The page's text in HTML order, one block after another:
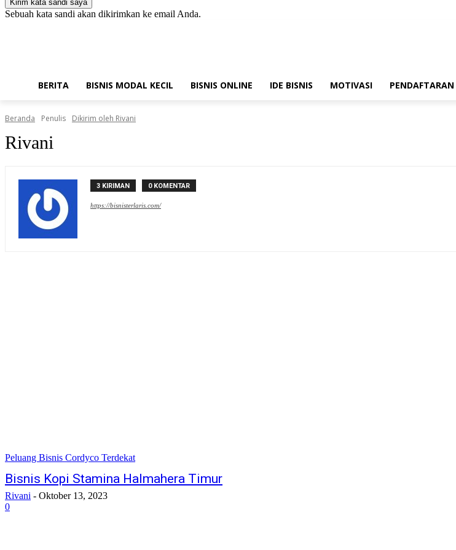
Sebuah kata sandi akan dikirimkan ke email Anda.
BERITA BISNIS MODAL KECIL BISNIS ONLINE IDE BISNIS MOTIVASI PENDAFTARAN
Beranda Penulis Dikirim oleh Rivani
Rivani
3 KIRIMAN 0 KOMENTAR
https://bisnisterlaris.com/
Peluang Bisnis Cordyco Terdekat
Bisnis Kopi Stamina Halmahera Timur
Rivani - Oktober 13, 2023
0